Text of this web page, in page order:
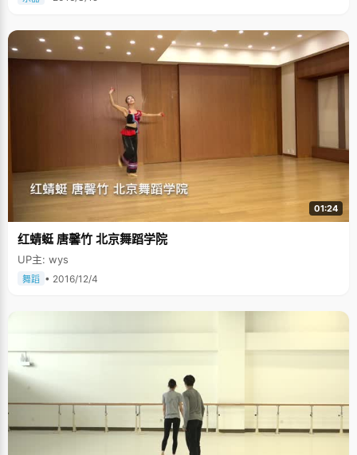
01:24
红蜻蜓 唐馨竹 北京舞蹈学院
UP主: wys
舞蹈 • 2016/12/4